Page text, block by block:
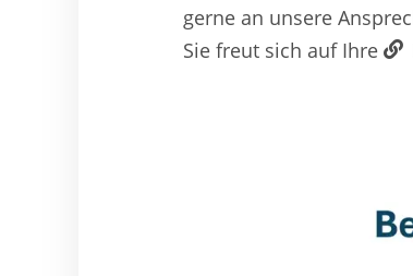
gerne an unsere
Sie freut sich auf Ihre